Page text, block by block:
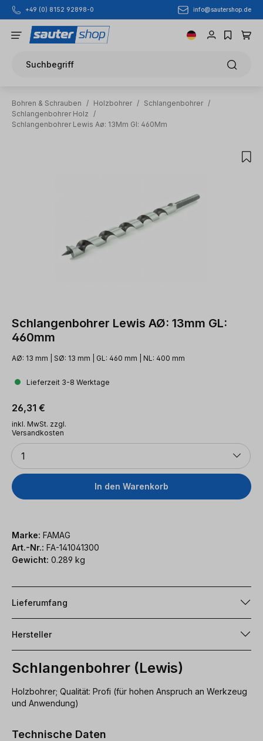
Zum Hauptinhalt springen
+49 (0) 8152 92898-0 info@sautershop.de
Suchbegriff
Bohren & Schrauben / Holzbohrer / Schlangenbohrer /
Schlangenbohrer Holz
/
Schlangenbohrer Lewis Aø: 13Mm Gl: 460Mm
Schlangenbohrer Lewis AØ: 13mm GL:
460mm
AØ: 13 mm | SØ: 13 mm | GL: 460 mm | NL: 400 mm
Lieferzeit 3-8 Werktage
Regulärer Preis:
26,31 €
inkl. MwSt. zzgl.
Versandkosten
Anzahl
1
In den Warenkorb
Marke: FAMAG
Art.-Nr.: FA-141041300
Gewicht: 0.289 kg
Lieferumfang
Hersteller
Schlangenbohrer (Lewis)
Holzbohrer; Qualität: Profi (für hohen Anspruch an Werkzeug
und Anwendung)
Technische Daten